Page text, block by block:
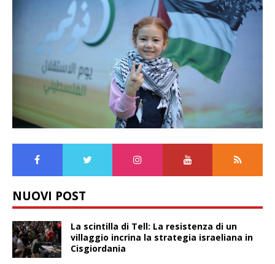
NUOVI POST
La scintilla di Tell: La resistenza di un
villaggio incrina la strategia israeliana in
Cisgiordania